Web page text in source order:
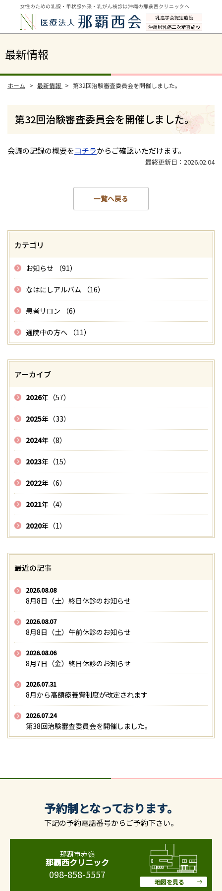
最新情報
ホーム 最新情報 第32回治験審査委員会を開催しました。
第32回治験審査委員会を開催しました。
会議の記録の概要をコチラからご確認いただけます。
最終更新日：2026.02.04
一覧へ戻る
カテゴリ
お知らせ （91）
なはにしアルバム （16）
患者サロン （6）
通院中の方へ （11）
アーカイブ
2026年（57）
2025年（33）
2024年（8）
2023年（15）
2022年（6）
2021年（4）
2020年（1）
最近の記事
2026.08.08
8月8日（土）終日休診のお知らせ
2026.08.07
8月8日（土）午前休診のお知らせ
2026.08.06
8月7日（金）終日休診のお知らせ
2026.07.31
8月から高額療養費制度が改定されます
2026.07.24
第38回治験審査委員会を開催しました。
予約制となっております。
下記の予約電話番号からご予約下さい。
那覇市赤嶺
那覇西クリニック
098-858-5557
地図を見る